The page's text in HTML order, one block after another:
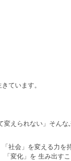
ています。
えられない」そんな
会」を変える力を
変化」を 生み出すこ